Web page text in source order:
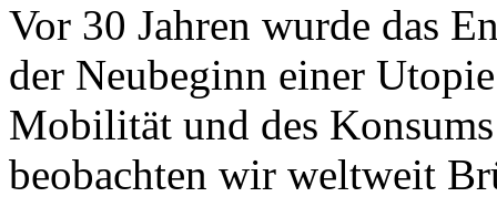
Vor 30 Jahren wurde das
der Neubeginn einer
Mobilität und des
beobachten wir weltweit